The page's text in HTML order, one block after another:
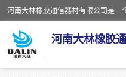
河南大林橡胶